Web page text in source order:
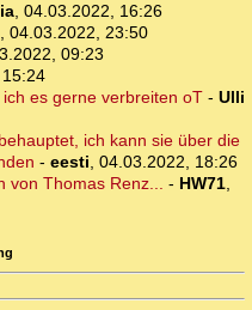
, 04.03.2022, 16:26
, 04.03.2022, 23:50
09:23
es gerne verbreiten oT- Ulli
ich kann sie über die
- eesti, 04.03.2022, 18:26
von Thomas Renz... - HW71,